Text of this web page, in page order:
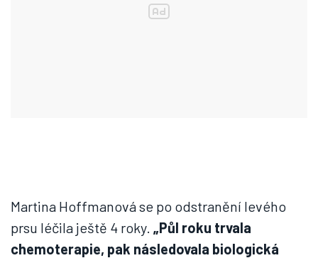
Martina Hoffmanová se po odstranění levého
prsu léčila ještě 4 roky. „Půl roku trvala
chemoterapie, pak následovala biologická